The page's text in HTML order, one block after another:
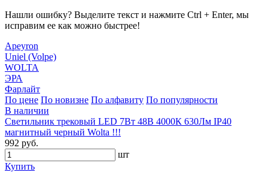
Нашли ошибку? Выделите текст и нажмите Ctrl + Enter, мы
исправим ее как можно быстрее!
Apeyron
Uniel (Volpe)
WOLTA
ЭРА
Фарлайт
По цене По новизне По алфавиту По популярности
В наличии
Светильник трековый LED 7Вт 48В 4000К 630Лм IP40
магнитный черный Wolta !!!
992 руб.
шт
Купить